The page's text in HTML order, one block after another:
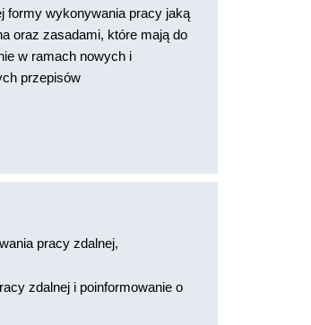
formy wykonywania pracy jaką
oraz zasadami, które mają do
w ramach nowych i
przepisów
pracy zdalnej,
zdalnej i poinformowanie o